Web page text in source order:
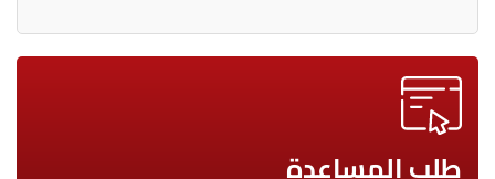
طلب المساعدة